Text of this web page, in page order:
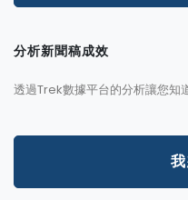
分析新聞稿成效
透過Trek數據平台的分析讓您知